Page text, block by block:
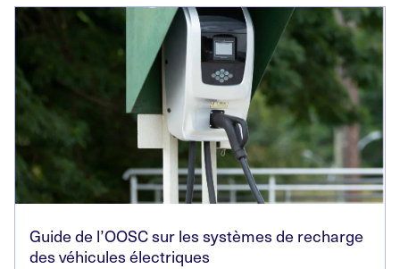
Guide de l’OOSC sur les systèmes de recharge
des véhicules électriques